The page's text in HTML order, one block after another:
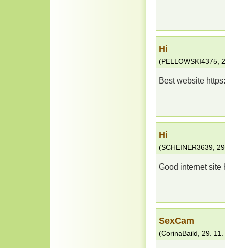
Hi
(PELLOWSKI4375
Best website
Hi
(SCHEINER3639,
Good internet site
SexCam
(CorinaBaild, 29.